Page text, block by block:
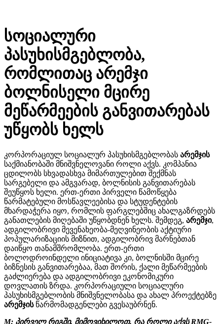
Სოციალური
Პასუხისმგებლობა,
Რომლითაც Არემჯი
Ბოლნისელი Მცირე
Მეწარმეების Განვითარებას
Უწყობს Ხელს
კორპორაციულ სოციალურ პასუხისმგებლობას არემჯის
საქმიანობაში მნიშვნელოვანი როლი აქვს. კომპანია
ცდილობს სხვადასხვა მიმართულებით შექმნას
სარგებელი და ამგვარად, ბოლნისის განვითარებას
შეუწყოს ხელი. ერთ-ერთი პირველი წამოწყება
წარმატებული მოსწავლეებისა და სტუდენტების
მხარდაჭერა იყო, რომლის ფარგლებშიც ახალგაზრდებს
განათლების მიღებაში უწყობდნენ ხელს. შემდეგ, არემჯი,
ადგილობრივი მევენახეობა-მეღვინეობის აქტიური
პოპულარიზაციის მიზნით, ადგილობრივ მარნებთან
დაიწყო თანამშრომლობა. ერთ-ერთი
ბოლოდროინდელი ინიციატივა კი, ბოლნისში მცირე
ბიზნესის განვითარებაა, მათ შორის, ქალი მეწარმეების
გაძლიერება და ადგილობრივი ეკონომიკური
დოვლათის ზრდა. კორპორაციული სოციალური
პასუხისმგებლობის მნიშვნელობასა და ახალ პროექტებზე
არემჯისწარმომადგენლები გვესაუბრნენ.
M: პირველ რიგში, მიმოვიხილოთ, რა როლი აქვს RMG-